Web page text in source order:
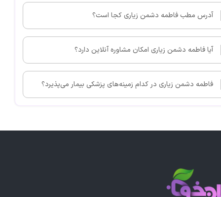
آدرس مطب فاطمه دشمن زیاری کجا است؟
آیا فاطمه دشمن زیاری امکان مشاوره آنلاین دارد؟
فاطمه دشمن زیاری در کدام زمینه‌های پزشکی بیمار می‌پذیرد؟